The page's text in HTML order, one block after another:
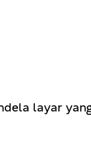
layar